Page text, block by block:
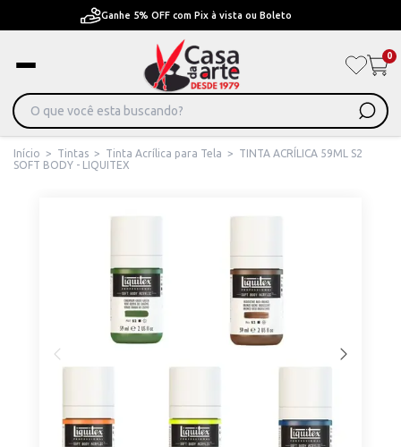
Pague em Até 6x sem juros ou ate 12x com juros
0
Início > Tintas > Tinta Acrílica para Tela >
TINTA ACRÍLICA 59ML S2
SOFT BODY - LIQUITEX